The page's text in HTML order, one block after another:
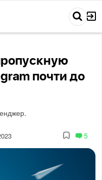
почти до
5